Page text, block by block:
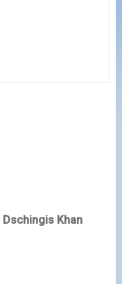
Dschingis Khan